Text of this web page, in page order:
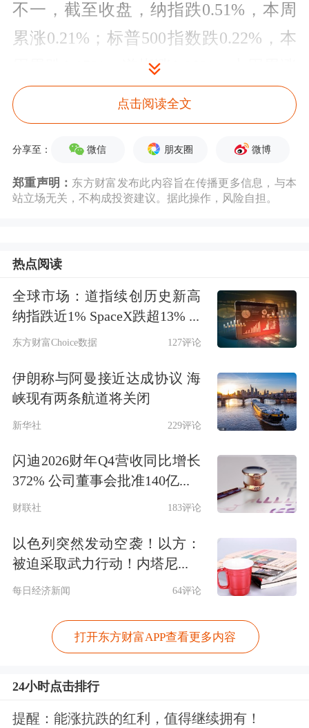
不一，截至收盘，纳指跌0.51%，本周
累涨0.21%；标普500指数跌0.22%，本
周累跌0.15%；道指涨0.08%，本周累涨
0.02%。
大型科技股多数下跌，谷歌跌近4%，
Meta、英特尔、亚马逊、英伟达
1%， 微软 小幅下跌；
点击阅读全文
分享至： 微信 朋友圈 微博
郑重声明： 东方财富发布此内容旨在传播更多信息，与本
站立场无关，不构成投资建议。据此操作，风险自担。
热点阅读
全球市场：道指续创历史新高
纳指跌近1% SpaceX跌超13% ...
东方财富Choice数据 127评论
伊朗称与阿曼接近达成协议 海
峡现有两条航道将关闭
新华社 229评论
闪迪2026财年Q4营收同比增长
372% 公司董事会批准140亿...
财联社 183评论
以色列突然发动空袭！以方：
被迫采取武力行动！内塔尼...
每日经济新闻 64评论
打开东方财富APP查看更多内容
24小时点击排行
提醒：能涨抗跌的红利，值得继续拥有！